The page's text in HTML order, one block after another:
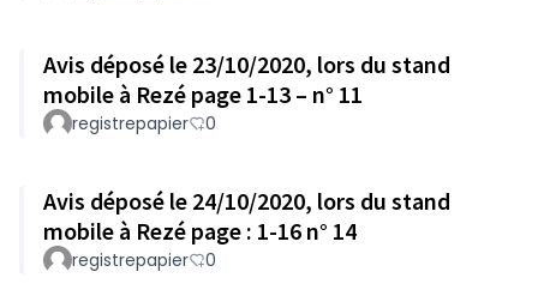
Avis déposé le 23/10/2020, lors du stand
mobile à Rezé page 1-13 – n° 11
registrepapier 0
Avis déposé le 24/10/2020, lors du stand
mobile à Rezé page : 1-16 n° 14
registrepapier 0